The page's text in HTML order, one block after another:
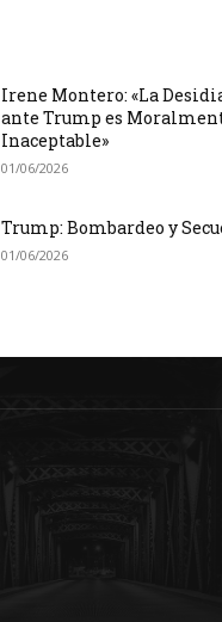
Irene Montero: «La
ante Trump es
Inaceptable»
01/06/2026
Trump: Bombardeo y
01/06/2026